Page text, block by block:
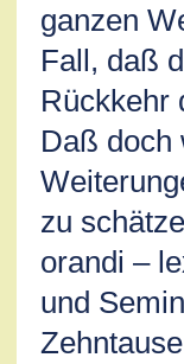
ganzen
Fall, daß
Rückkehr
Daß doch
zu
orandi –
und